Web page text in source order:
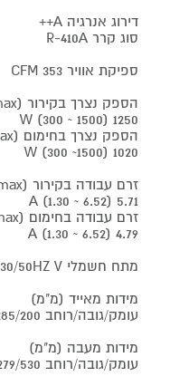
דירוג אנרגיה A++
סוג קרר R-410A
ספיקת אוויר 353 CFM
הספק נצרך בקירור (min ~ max) נומינלי
1250 (1500 ~ 300) W
הספק נצרך בחימום (min ~ max) נומינלי
1020 (1500~ 300) W
זרם עבודה בקירור (min ~ max) נומינלי
5.71 (6.52 ~ 1.30) A
זרם עבודה בחימום (min ~ max) נומינלי
4.79 (6.52 ~ 1.30) A
מתח חשמלי 230/50HZ V
מידות מאייד (מ"מ)
עומק/גובה/רוחב 750/285/200
מידות מעבה (מ"מ)
עומק/גובה/רוחב 705/279/530